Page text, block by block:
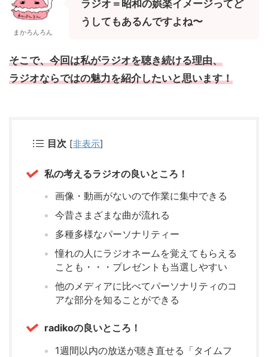
まかろんろん
ラジオ＝昭和の娯楽イメージってど
うしてもあるんですよね〜
そこで、今回は私がラジオを聴き続ける理由、
ラジオならではの魅力を紹介したいと思います！
目次 [非表示]
私の考えるラジオの良いところ！
画像・動画がないので作業に集中できる
今昔さまざまな曲が流れる
多種多様なパーソナリティー
憧れの人にラジオネームを覚えてもらえる
ことも・・・プレゼントも当選しやすい
他のメディアに比べてパーソナリティのコ
アな部分を知ることができる
radikoの良いところ！
1週間以内の放送が聴き直せる「タイムフ